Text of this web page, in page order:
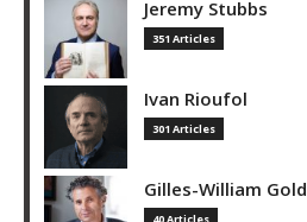
Jeremy Stubbs
351 Articles
Ivan Rioufol
301 Articles
Gilles-William